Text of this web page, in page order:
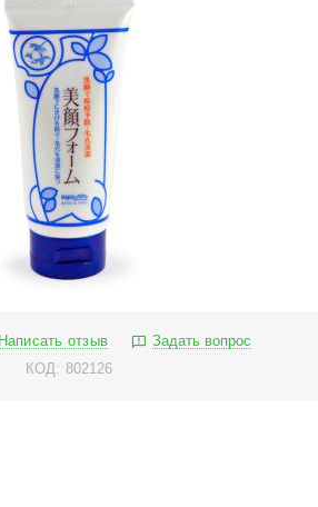
Написать отзыв
Задать вопрос
КОД: 802126